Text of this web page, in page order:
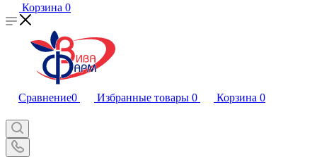
Корзина 0
Сравнение0 Избранные товары 0 Корзина 0